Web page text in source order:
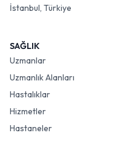
İstanbul, Türkiye
SAĞLIK
Uzmanlar
Uzmanlık Alanları
Hastalıklar
Hizmetler
Hastaneler